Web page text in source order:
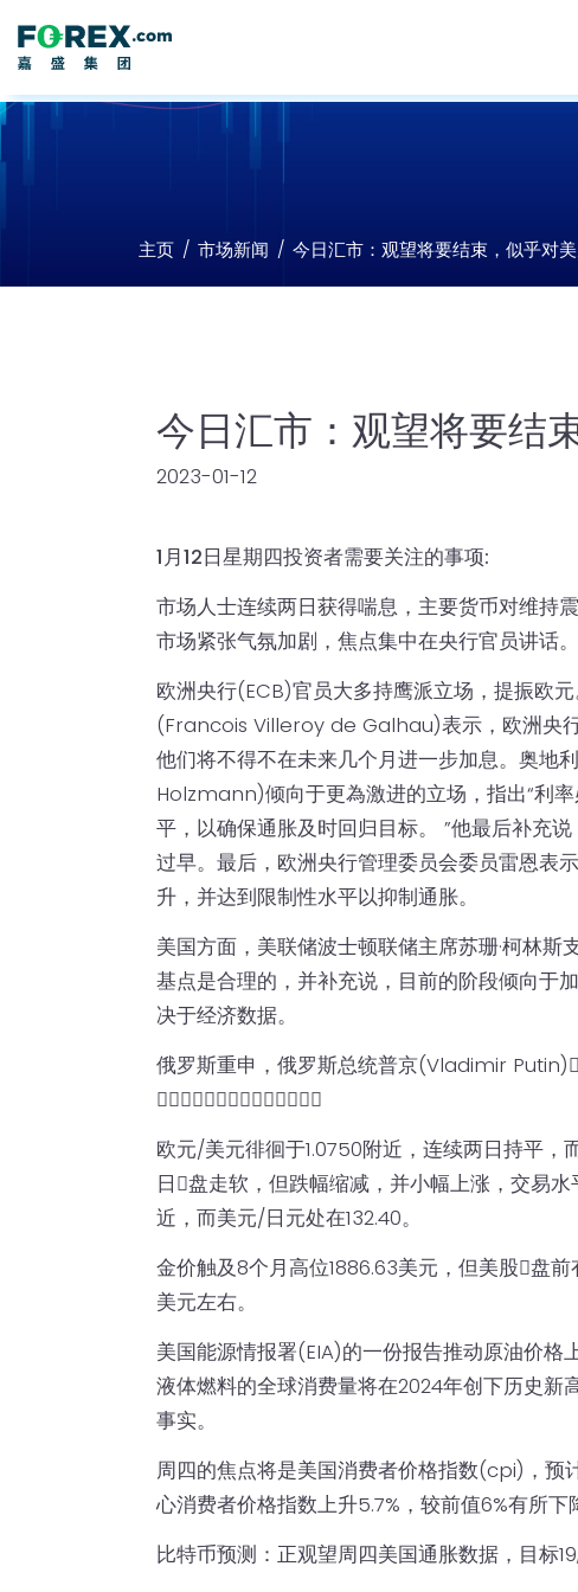
主页 市场新闻 今日汇市：观望将要结束，似乎对
今日汇市：观望将要结
2023-01-12
1月12日星期四投资者需要关注的事项:
市场人士连续两日获得喘息，主要货币对维持
市场紧张气氛加剧，焦点集中在央行官员讲话。
欧洲央行(ECB)官员大多持鹰派立场，提振欧
(Francois Villeroy de Galhau)表示，欧洲央
他们将不得不在未来几个月进一步加息。奥地
Holzmann)倾向于更為激进的立场，指出“利
平，以确保通胀及时回归目标。 ”他最后补充
过早。最后，欧洲央行管理委员会委员雷恩表
升，并达到限制性水平以抑制通胀。
美国方面，美联储波士顿联储主席苏珊·柯林
基点是合理的，并补充说，目前的阶段倾向于
决于经济数据。
俄罗斯重申，俄罗斯总统普京(Vladimir Putin)𫖸意就乌克兰问
乌和平解决冲突仍然遥遥无期。
欧元/美元徘徊于1.0750附近，连续两日持平，
日𫔭盘走软，但跌幅缩减，并小幅上涨，交易
近，而美元/日元处在132.40。
金价触及8个月高位1886.63美元，但美股𫔭盘
美元左右。
美国能源情报署(EIA)的一份报告推动原油价
液体燃料的全球消费量将在2024年创下历史新
事实。
周四的焦点将是美国消费者价格指数(cpi)，预
心消费者价格指数上升5.7%，较前值6%有所下
比特币预测：正观望周四美国通胀数据，目标